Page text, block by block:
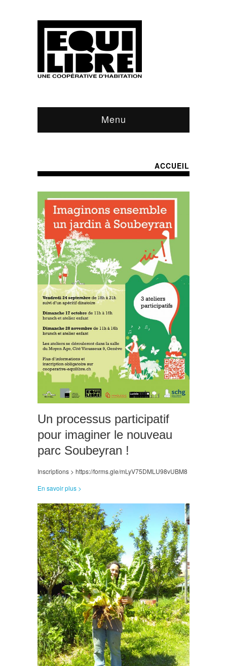
Menu
ACCUEIL
Un processus participatif
pour imaginer le nouveau
parc Soubeyran !
Inscriptions > https://forms.gle/mLyV75DMLU98vUBM8
En savoir plus >